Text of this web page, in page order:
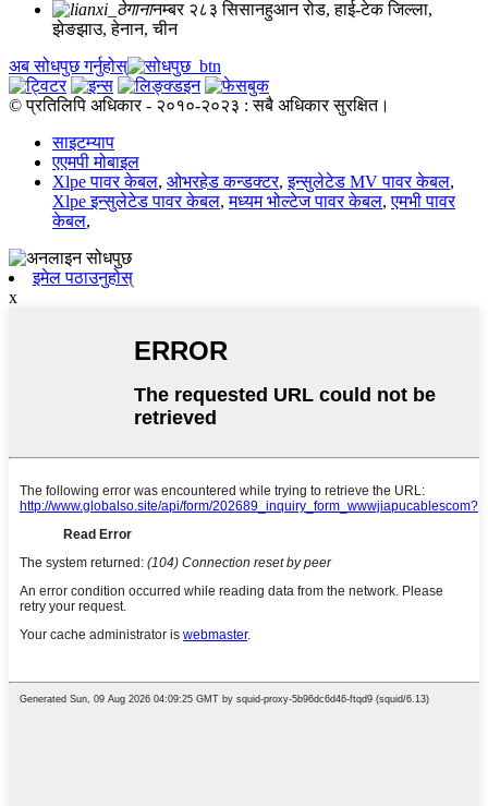
नम्बर २८३ सिसानहुआन रोड, हाई-टेक जिल्ला,
झेङझाउ, हेनान, चीन
अब सोधपुछ गर्नुहोस्
© प्रतिलिपि अधिकार - २०१०-२०२३ : सबै अधिकार सुरक्षित।
साइटम्याप
एएमपी मोबाइल
Xlpe पावर केबल, ओभरहेड कन्डक्टर,इन्सुलेटेड MV पावर केबल,
Xlpe इन्सुलेटेड पावर केबल,मध्यम भोल्टेज पावर केबल,एमभी पावर
केबल,
इमेल पठाउनुहोस्
x